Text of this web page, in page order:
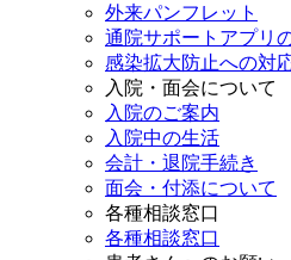
外来パンフレット
通院サポートアプリ
感染拡大防止への対
入院・面会について
入院のご案内
入院中の生活
会計・退院手続き
面会・付添について
各種相談窓口
各種相談窓口